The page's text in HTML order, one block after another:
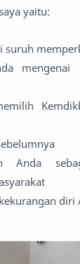
yaitu:
suruh
mengenai
Anda
diri